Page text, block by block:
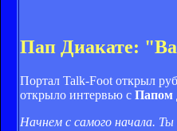
Пап Диакате:
Портал Talk-Foot открыл
открыло интервью с Папом
Начнем с самого начала.